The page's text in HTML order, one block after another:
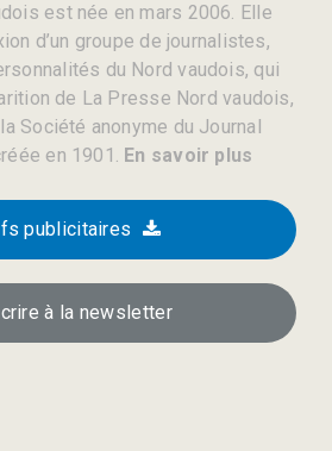
est née en mars 2006. Elle
d’un groupe de journalistes,
du Nord vaudois, qui
de La Presse Nord vaudois,
Société anonyme du Journal
en 1901. En savoir plus
publicitaires
à la newsletter